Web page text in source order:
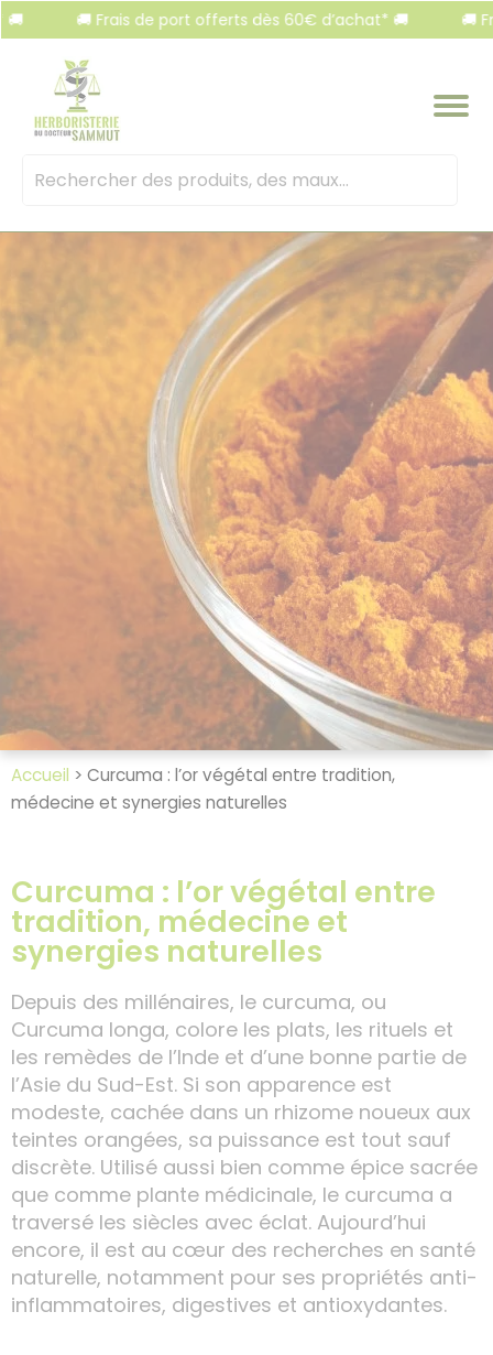
🚚 Frais de port offerts dès 60€ d’achat* 🚚 🚚 Frais
Mots
Accueil > Curcuma : l’or végétal entre tradition,
médecine et synergies naturelles
Curcuma : l’or végétal entre
tradition, médecine et
synergies naturelles
Depuis des millénaires, le curcuma, ou
Curcuma longa, colore les plats, les rituels et
les remèdes de l’Inde et d’une bonne partie de
l’Asie du Sud-Est. Si son apparence est
modeste, cachée dans un rhizome noueux aux
teintes orangées, sa puissance est tout sauf
discrète. Utilisé aussi bien comme épice sacrée
que comme plante médicinale, le curcuma a
traversé les siècles avec éclat. Aujourd’hui
encore, il est au cœur des recherches en santé
naturelle, notamment pour ses propriétés anti-
inflammatoires, digestives et antioxydantes.
Panneau de gestion des cookies